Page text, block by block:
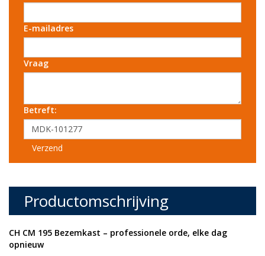
E-mailadres
Vraag
Betreft:
Verzend
Productomschrijving
CH CM 195 Bezemkast – professionele orde, elke dag
opnieuw